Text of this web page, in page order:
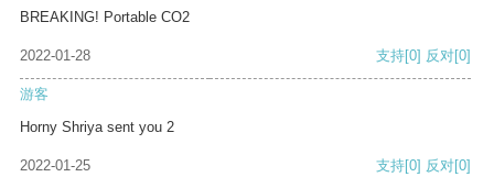
BREAKING! Portable CO2
2022-01-28 支持[0] 反对[0]
游客
Horny Shriya sent you 2
2022-01-25 支持[0] 反对[0]